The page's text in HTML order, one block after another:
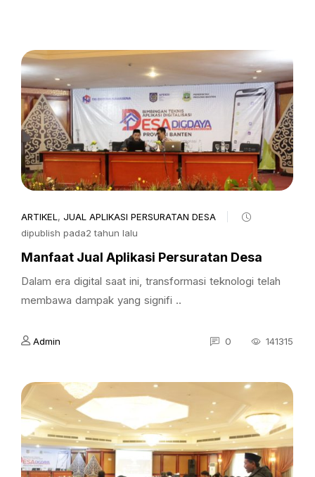
ARTIKEL , JUAL APLIKASI PERSURATAN DESA
dipublish pada2 tahun lalu
Manfaat Jual Aplikasi Persuratan Desa
Dalam era digital saat ini, transformasi teknologi telah
membawa dampak yang signifi ..
Admin 0 141315